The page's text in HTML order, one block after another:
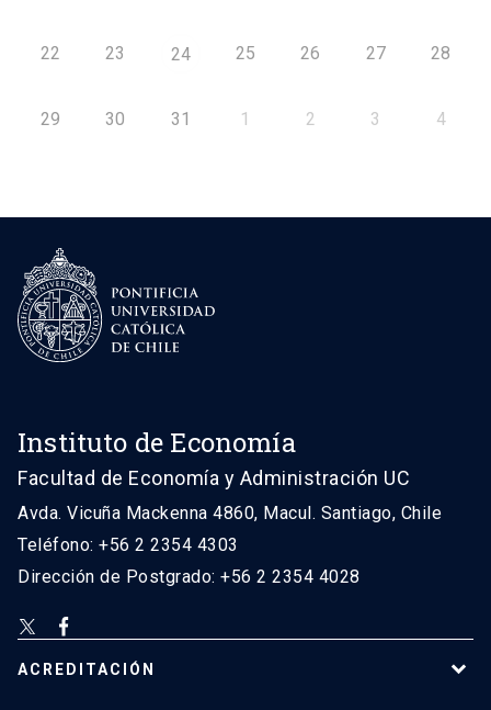
22 23 24 25 26 27 28
29 30 31 1 2 3 4
Instituto de Economía
Facultad de Economía y Administración UC
Avda. Vicuña Mackenna 4860, Macul. Santiago, Chile
Teléfono: +56 2 2354 4303
Dirección de Postgrado: +56 2 2354 4028
ACREDITACIÓN